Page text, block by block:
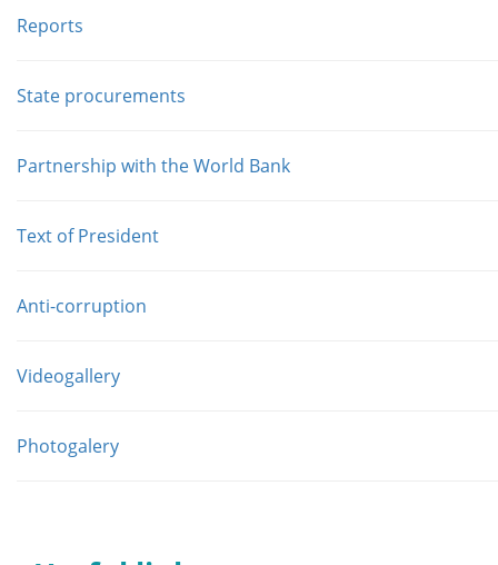
Reports
State procurements
Partnership with the World Bank
Text of President
Anti-corruption
Videogallery
Photogalery